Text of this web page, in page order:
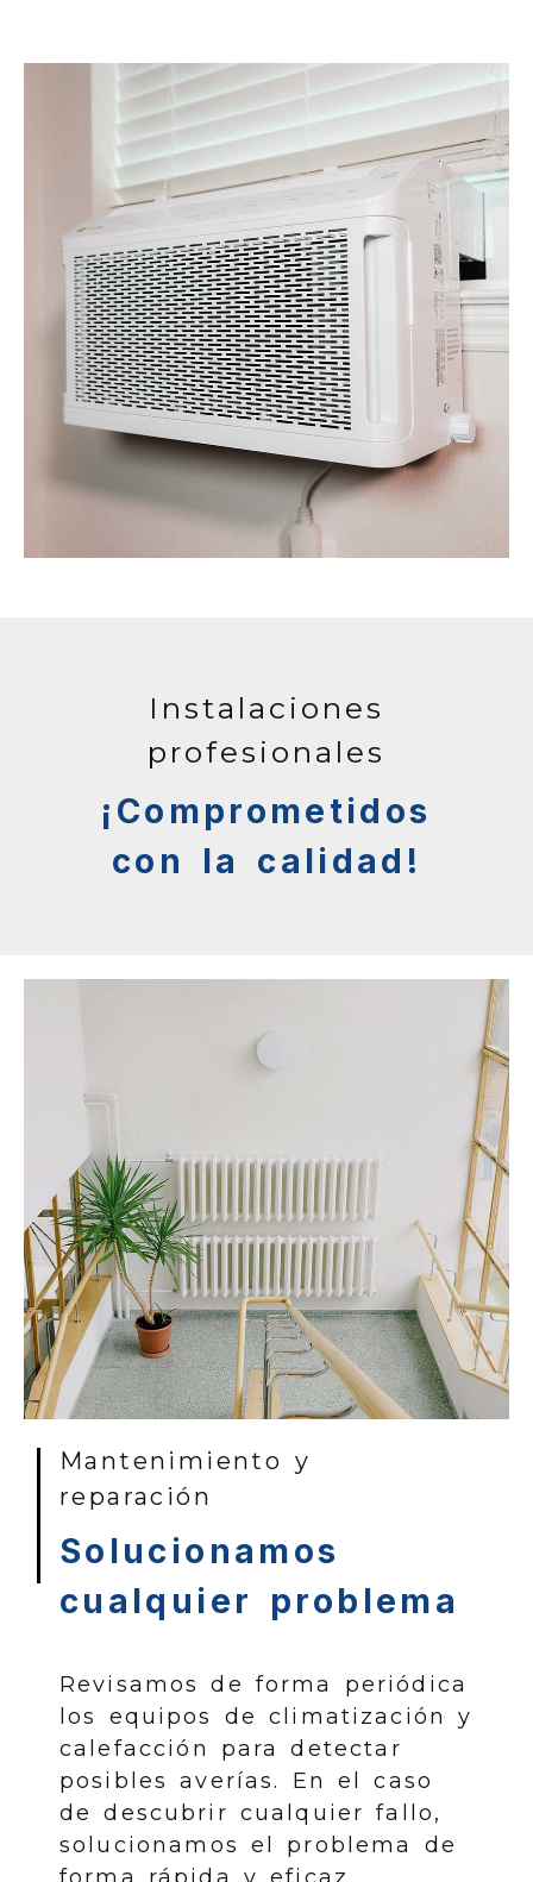
Instalaciones
profesionales
¡Comprometidos
con la calidad!
Mantenimiento y
reparación
Solucionamos
cualquier problema
Revisamos de forma periódica
los equipos de climatización y
calefacción para detectar
posibles averías. En el caso
de descubrir cualquier fallo,
solucionamos el problema de